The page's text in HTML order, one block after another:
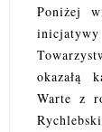
Poniżej
okazałą
Warte z